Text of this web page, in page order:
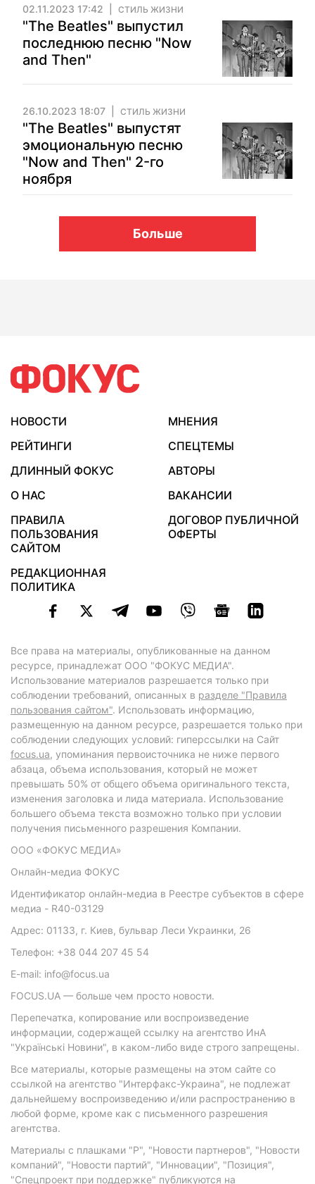
02.11.2023 17:42 СТИЛЬ ЖИЗНИ
"The Beatles" выпустил
последнюю песню "Now
and Then"
26.10.2023 18:07 СТИЛЬ ЖИЗНИ
"The Beatles" выпустят
эмоциональную песню
"Now and Then" 2-го
ноября
Больше
НОВОСТИ
МНЕНИЯ
РЕЙТИНГИ
СПЕЦТЕМЫ
ДЛИННЫЙ ФОКУС
АВТОРЫ
О НАС
ВАКАНСИИ
ПРАВИЛА
ПОЛЬЗОВАНИЯ
САЙТОМ
ДОГОВОР ПУБЛИЧНОЙ
ОФЕРТЫ
РЕДАКЦИОННАЯ
ПОЛИТИКА
Все права на материалы, опубликованные на данном
ресурсе, принадлежат ООО "ФОКУС МЕДИА".
Использование материалов разрешается только при
соблюдении требований, описанных в разделе "Правила
пользования сайтом". Использовать информацию,
размещенную на данном ресурсе, разрешается только при
соблюдении следующих условий: гиперссылки на Сайт
focus.ua, упоминания первоисточника не ниже первого
абзаца, объема использования, который не может
превышать 50% от общего объема оригинального текста,
изменения заголовка и лида материала. Использование
большего объема текста возможно только при условии
получения письменного разрешения Компании.
ООО «ФОКУС МЕДИА»
Онлайн-медиа ФОКУС
Идентификатор онлайн-медиа в Реестре субъектов в сфере
медиа - R40-03129
Адрес: 01133, г. Киев, бульвар Леси Украинки, 26
Телефон: +38 044 207 45 54
E-mail: info@focus.ua
FOCUS.UA — больше чем просто новости.
Перепечатка, копирование или воспроизведение
информации, содержащей ссылку на агентство ИнА
"Українські Новини", в каком-либо виде строго запрещены.
Все материалы, которые размещены на этом сайте со
ссылкой на агентство "Интерфакс-Украина", не подлежат
дальнейшему воспроизведению и/или распространению в
любой форме, кроме как с письменного разрешения
агентства.
Материалы с плашками "Р", "Новости партнеров", "Новости
компаний", "Новости партий", "Инновации", "Позиция",
"Спецпроект при поддержке" публикуются на